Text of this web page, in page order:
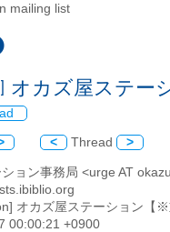
mailing list
オカズ屋ステー
< Thread >
ョン事務局 <urge AT
オカズ屋ステーション【※
00:00:21 +0900